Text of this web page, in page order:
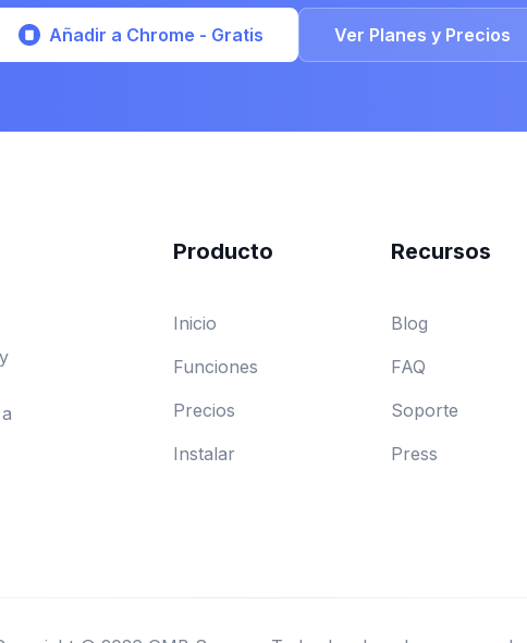
Añadir a Chrome - Gratis Ver Planes y Precios
Producto
Inicio
Funciones
Precios
Instalar
Recursos
Blog
FAQ
Soporte
Press